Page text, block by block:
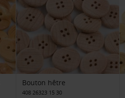
Bouton hêtre
408 26323 15 30